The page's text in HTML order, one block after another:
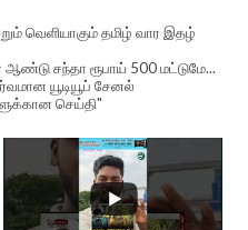
வெளியாகும் தமிழ் வார இதழ்
சந்தா ரூபாய் 500 மட்டுமே...
யூடியூப் சேனல்
செய்தி"